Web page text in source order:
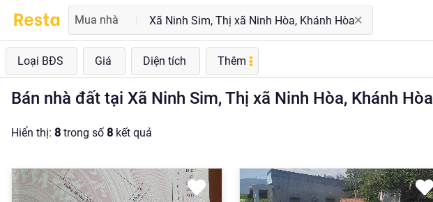
Mua nhà
Loại BĐS Giá Diện tích Thêm
Bán nhà đất tại Xã Ninh Sim, Thị xã Ninh Hòa, Khánh Hòa
Hiển thị: 8 trong số8 kết quả